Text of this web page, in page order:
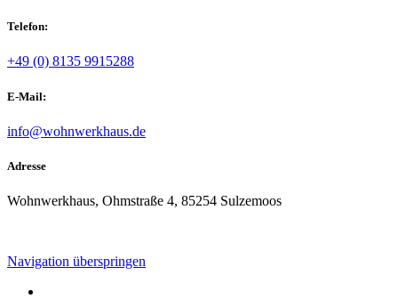
Telefon:
+49 (0) 8135 9915288
E-Mail:
info@wohnwerkhaus.de
Adresse
Wohnwerkhaus, Ohmstraße 4, 85254 Sulzemoos
Navigation überspringen